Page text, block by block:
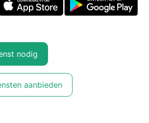
nodig
aanbieden